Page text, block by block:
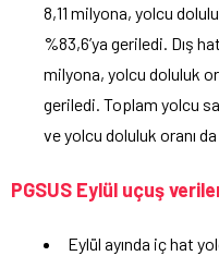
8,11 milyona, yolcu
%83,6’ya geriledi. Dış
milyona, yolcu doluluk
geriledi. Toplam yolcu
ve yolcu doluluk oranı
PGSUS Eylül uçuş
Eylül ayında iç hat